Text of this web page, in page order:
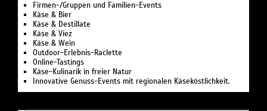
Firmen-/Gruppen und Familien-Events
Käse & Bier
Käse & Destillate
Käse & Viez
Käse & Wein
Outdoor-Erlebnis-Raclette
Online-Tastings
Käse-Kulinarik in freier Natur
Innovative Genuss-Events mit regionalen Käseköstlichkeit.